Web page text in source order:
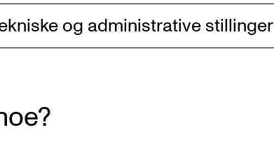
og administrative stillinger